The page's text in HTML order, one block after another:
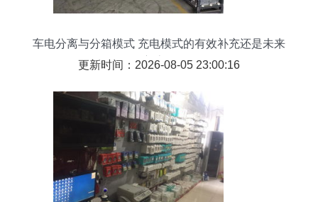
车电分离与分箱模式 充电模式的有效补充还是未来
主流？
更新时间：2026-08-05 23:00:16